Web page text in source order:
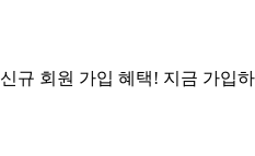
신규 회원 가입 혜택! 지금 가입